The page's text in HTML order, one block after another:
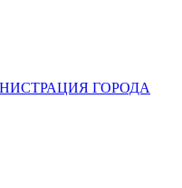
ГОРОДА